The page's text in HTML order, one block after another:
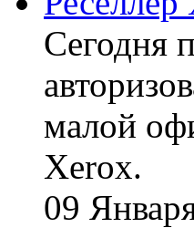
Сегодня
малой
Xerox.
09